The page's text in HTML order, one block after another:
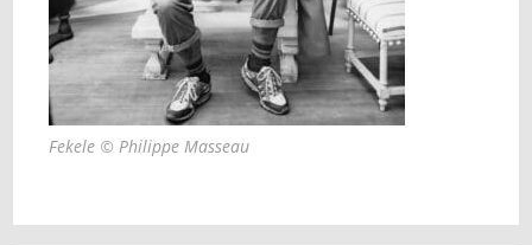
Fekele © Philippe Masseau